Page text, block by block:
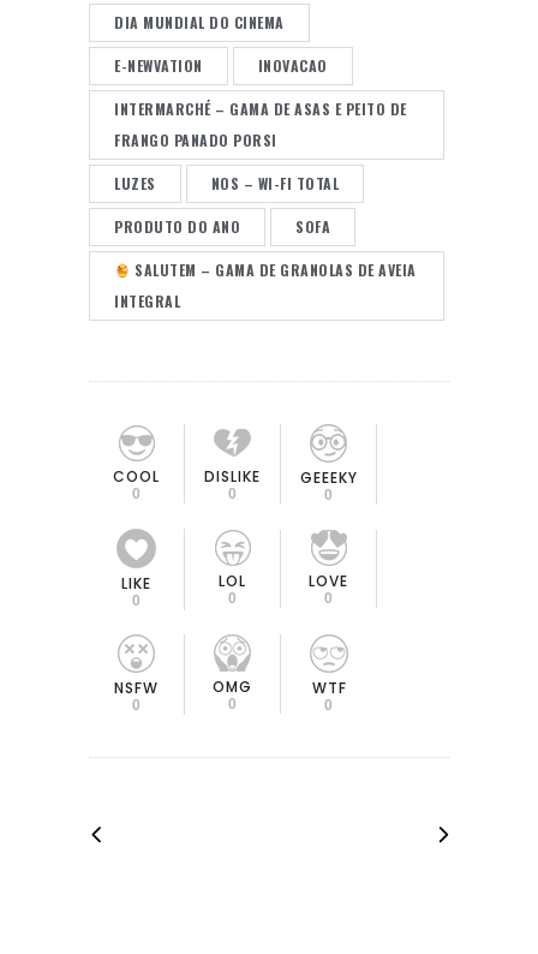
DIA MUNDIAL DO CINEMA
E-NEWVATION INOVACAO
INTERMARCHÉ – GAMA DE ASAS E PEITO DE
FRANGO PANADO PORSI
LUZES NOS – WI-FI TOTAL
PRODUTO DO ANO SOFA
SALUTEM – GAMA DE GRANOLAS DE AVEIA
INTEGRAL
COOL
0
DISLIKE
0
GEEEKY
0
LIKE
0
LOL
0
LOVE
0
NSFW
0
OMG
0
WTF
0